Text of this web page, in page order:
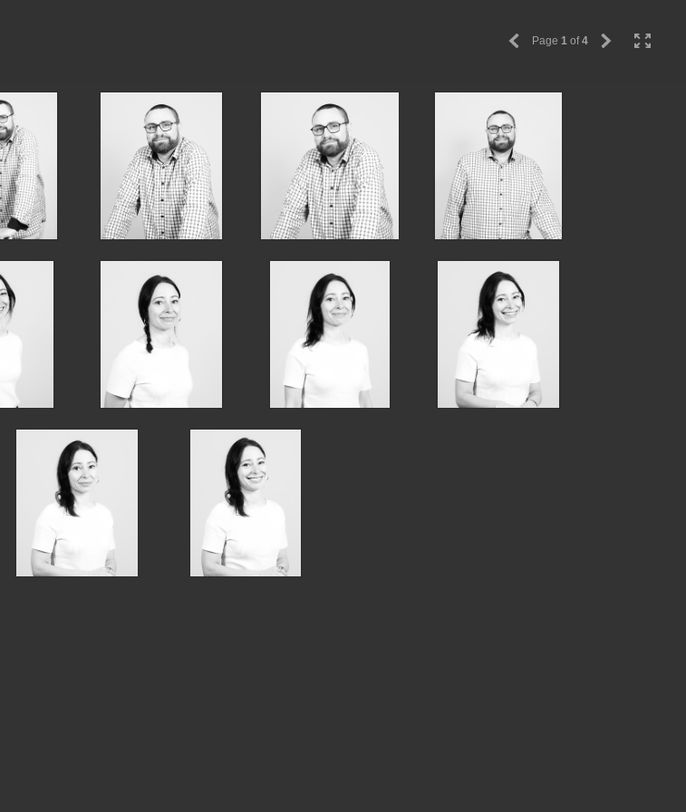
Page 1 of4